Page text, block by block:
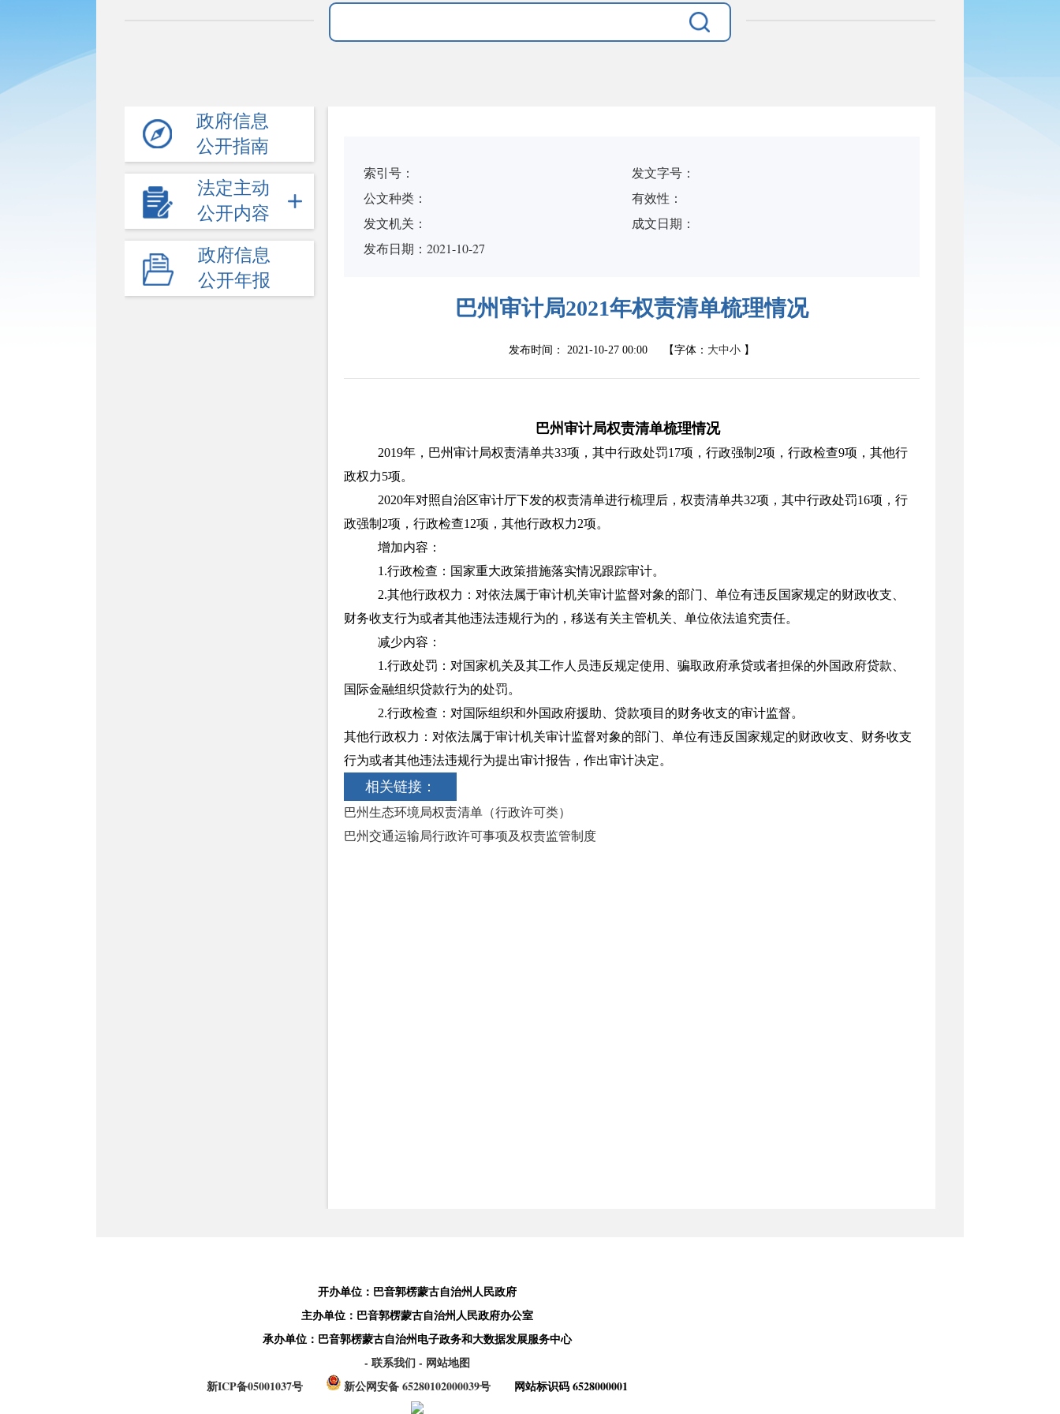
政府信息
公开指南
法定主动
公开内容
政府信息
公开年报
索引号：
发文字号：
公文种类：
有效性：
发文机关：
成文日期：
发布日期：2021-10-27
巴州审计局2021年权责清单梳理情况
发布时间： 2021-10-27 00:00 【字体： 大中小 】
巴州审计局权责清单梳理情况
2019年，巴州审计局权责清单共33项，其中行政处罚17项，行政强制2项，行政检查9项，其他行
政权力5项。
2020年对照自治区审计厅下发的权责清单进行梳理后，权责清单共32项，其中行政处罚16项，行
政强制2项，行政检查12项，其他行政权力2项。
增加内容：
1.行政检查：国家重大政策措施落实情况跟踪审计。
2.其他行政权力：对依法属于审计机关审计监督对象的部门、单位有违反国家规定的财政收支、
财务收支行为或者其他违法违规行为的，移送有关主管机关、单位依法追究责任。
减少内容：
1.行政处罚：对国家机关及其工作人员违反规定使用、骗取政府承贷或者担保的外国政府贷款、
国际金融组织贷款行为的处罚。
2.行政检查：对国际组织和外国政府援助、贷款项目的财务收支的审计监督。
其他行政权力：对依法属于审计机关审计监督对象的部门、单位有违反国家规定的财政收支、财务收支
行为或者其他违法违规行为提出审计报告，作出审计决定。
相关链接：
巴州生态环境局权责清单（行政许可类）
巴州交通运输局行政许可事项及权责监管制度
开办单位：巴音郭楞蒙古自治州人民政府
主办单位：巴音郭楞蒙古自治州人民政府办公室
承办单位：巴音郭楞蒙古自治州电子政务和大数据发展服务中心
- 联系我们- 网站地图
新ICP备05001037号
新公网安备 65280102000039号 网站标识码 6528000001